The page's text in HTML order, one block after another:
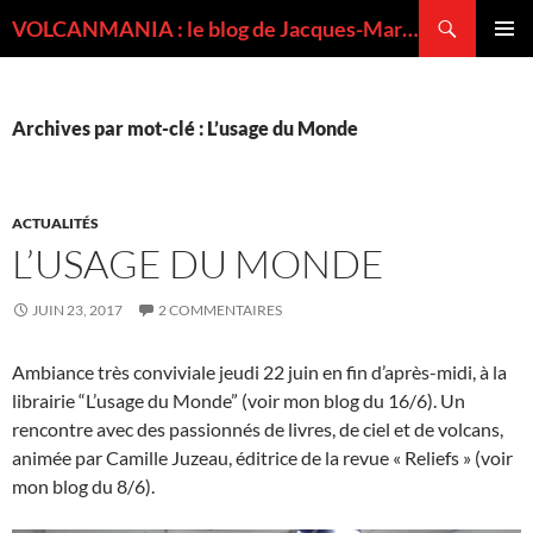
VOLCANMANIA : le blog de Jacques-Marie BARDINTZEFF, volcanologue
Archives par mot-clé : L’usage du Monde
ACTUALITÉS
L’USAGE DU MONDE
JUIN 23, 2017 2 COMMENTAIRES
Ambiance très conviviale jeudi 22 juin en fin d’après-midi, à la
librairie “L’usage du Monde” (voir mon blog du 16/6). Un
rencontre avec des passionnés de livres, de ciel et de volcans,
animée par Camille Juzeau, éditrice de la revue « Reliefs » (voir
mon blog du 8/6).